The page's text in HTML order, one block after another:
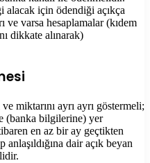
alacak için ödendiği açıkça
ve varsa hesaplamalar (kıdem
dikkate alınarak)
miktarını ayrı ayrı göstermeli;
(banka bilgilerine) yer
en az bir ay geçtikten
dair açık beyan